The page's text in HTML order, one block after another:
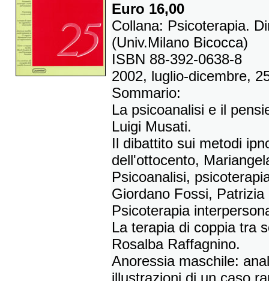
Euro 16,00
Collana: Psicoterapia.
(Univ.Milano Bicocca)
ISBN 88-392-0638-8
2002, luglio-dicembre,
Sommario:
La psicoanalisi e il
Luigi Musati.
Il dibattito sui metodi
dell'ottocento,
Psicoanalisi,
Giordano Fossi, Patrizia
Psicoterapia
La terapia di coppia tra
Rosalba Raffagnino.
Anoressia maschile:
illustrazioni di un caso